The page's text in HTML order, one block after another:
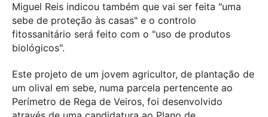
Miguel Reis indicou também que vai ser feita "uma
sebe de proteção às casas" e o controlo
fitossanitário será feito com o "uso de produtos
biológicos".
Este projeto de um jovem agricultor, de plantação de
um olival em sebe, numa parcela pertencente ao
Perímetro de Rega de Veiros, foi desenvolvido